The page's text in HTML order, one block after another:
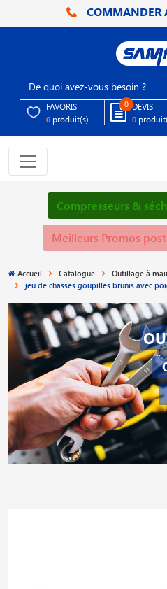
COMMANDER
FAVORIS
0 produit(s)
0 DEVIS
0
Compresseurs &
Meilleurs Promos
Accueil Catalogue Outillage à
jeu de chasses goupilles brunis avec